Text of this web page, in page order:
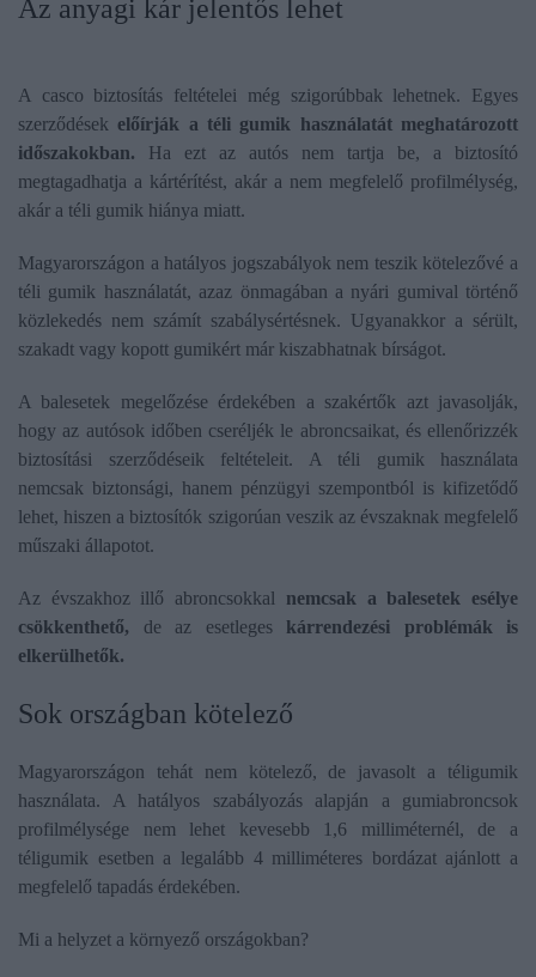
Az anyagi kár jelentős lehet
A casco biztosítás feltételei még szigorúbbak lehetnek. Egyes
szerződések előírják a téli gumik használatát meghatározott
időszakokban. Ha ezt az autós nem tartja be, a biztosító
megtagadhatja a kártérítést, akár a nem megfelelő profilmélység,
akár a téli gumik hiánya miatt.
Magyarországon a hatályos jogszabályok nem teszik kötelezővé a
téli gumik használatát, azaz önmagában a nyári gumival történő
közlekedés nem számít szabálysértésnek. Ugyanakkor a sérült,
szakadt vagy kopott gumikért már kiszabhatnak bírságot.
A balesetek megelőzése érdekében a szakértők azt javasolják,
hogy az autósok időben cseréljék le abroncsaikat, és ellenőrizzék
biztosítási szerződéseik feltételeit. A téli gumik használata
nemcsak biztonsági, hanem pénzügyi szempontból is kifizetődő
lehet, hiszen a biztosítók szigorúan veszik az évszaknak megfelelő
műszaki állapotot.
Az évszakhoz illő abroncsokkal nemcsak a balesetek esélye
csökkenthető, de az esetleges kárrendezési problémák is
elkerülhetők.
Sok országban kötelező
Magyarországon tehát nem kötelező, de javasolt a téligumik
használata. A hatályos szabályozás alapján a gumiabroncsok
profilmélysége nem lehet kevesebb 1,6 milliméternél, de a
téligumik esetben a legalább 4 milliméteres bordázat ajánlott a
megfelelő tapadás érdekében.
Mi a helyzet a környező országokban?